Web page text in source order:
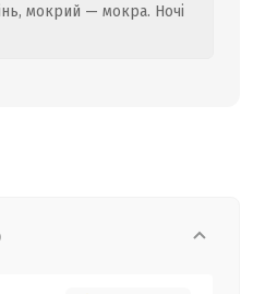
мокрий — мокра. Ночі